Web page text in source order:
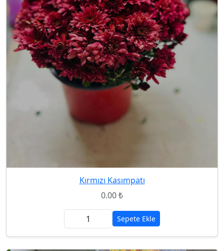
Kırmızı Kasımpatı
0.00 ₺
Sepete Ekle